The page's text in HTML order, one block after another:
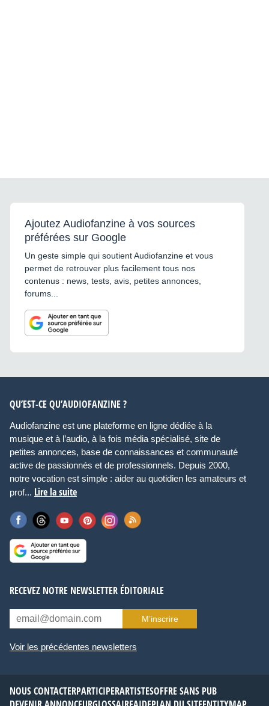
Ajoutez Audiofanzine à vos sources
préférées sur Google
Un geste simple qui soutient Audiofanzine et vous
permet de retrouver plus facilement tous nos
contenus : news, tests, avis, petites annonces,
forums...
QU’EST-CE QU’AUDIOFANZINE ?
Audiofanzine est une plateforme en ligne dédiée à la
musique et à l’audio, à la fois média spécialisé, site de
petites annonces, base de connaissances et communauté
active de passionnés et de professionnels. Depuis 2000,
notre vocation est simple : aider au quotidien les amateurs et
prof... Lire la suite
RECEVEZ NOTRE NEWSLETTER ÉDITORIALE
M’inscrire
Voir les précédentes newsletters
NOUS CONTACTERPARTICIPERARTISTESOFFRE SANS PUB